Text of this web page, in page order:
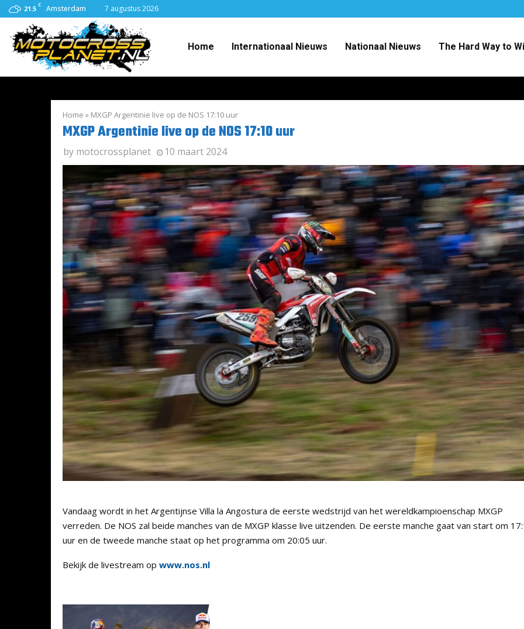
21.5 C Amsterdam 7 augustus 2026
Home Internationaal Nieuws Nationaal Nieuws The Hard Way to
Home » MXGP Argentinie live op de NOS 17:10 uur
MXGP Argentinie live op de NOS 17:10 uur
by motocrossplanet 10 maart 2024
Vandaag wordt in het Argentijnse Villa la Angostura de eerste wedstrijd van het wereldkampioenschap MXGP
verreden. De NOS zal beide manches van de MXGP klasse live uitzenden. De eerste manche gaat van start om
uur en de tweede manche staat op het programma om 20:05 uur.
Bekijk de livestream op www.nos.nl